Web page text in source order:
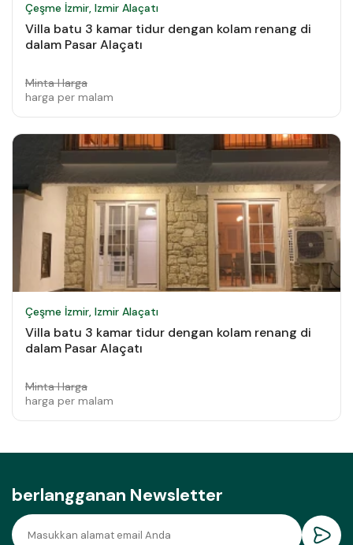
Çeşme İzmir, Izmir Alaçatı
Villa batu 3 kamar tidur dengan kolam renang di
dalam Pasar Alaçatı
Minta Harga
harga per malam
Çeşme İzmir, Izmir Alaçatı
Villa batu 3 kamar tidur dengan kolam renang di
dalam Pasar Alaçatı
Minta Harga
harga per malam
berlangganan Newsletter